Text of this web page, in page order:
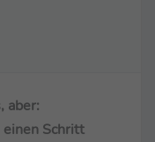
aber:
einen Schritt